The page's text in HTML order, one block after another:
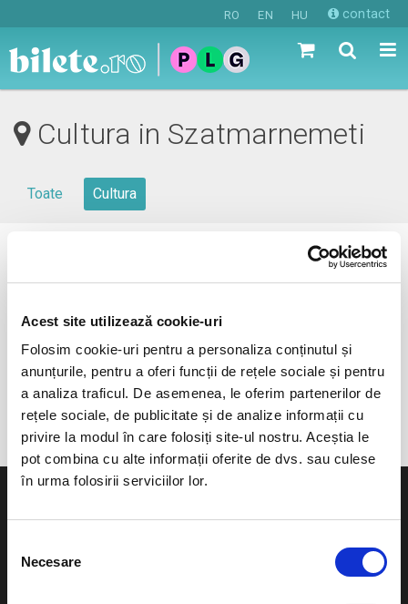
Acest site utilizează cookie-uri
Folosim cookie-uri pentru a personaliza conținutul și
anunțurile, pentru a oferi funcții de rețele sociale și pentru
a analiza traficul. De asemenea, le oferim partenerilor de
rețele sociale, de publicitate și de analize informații cu
privire la modul în care folosiți site-ul nostru. Aceștia le
pot combina cu alte informații oferite de dvs. sau culese
în urma folosirii serviciilor lor.
consimțământului
Necesare
RO EN HU contact
Cultura in Szatmarnemeti
Toate Cultura
0 evenimente in viitorul apropiat
anunta-ma pe email cand apare urmatorul eveniment la
Szatmarnemeti
Evenimente